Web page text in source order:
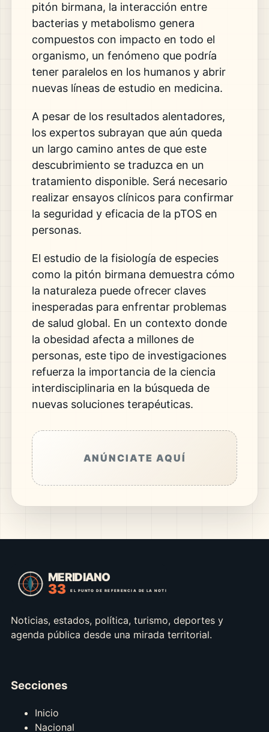
pitón birmana, la interacción entre
bacterias y metabolismo genera
compuestos con impacto en todo el
organismo, un fenómeno que podría
tener paralelos en los humanos y abrir
nuevas líneas de estudio en medicina.
A pesar de los resultados alentadores,
los expertos subrayan que aún queda
un largo camino antes de que este
descubrimiento se traduzca en un
tratamiento disponible. Será necesario
realizar ensayos clínicos para confirmar
la seguridad y eficacia de la pTOS en
personas.
El estudio de la fisiología de especies
como la pitón birmana demuestra cómo
la naturaleza puede ofrecer claves
inesperadas para enfrentar problemas
de salud global. En un contexto donde
la obesidad afecta a millones de
personas, este tipo de investigaciones
refuerza la importancia de la ciencia
interdisciplinaria en la búsqueda de
nuevas soluciones terapéuticas.
ANÚNCIATE AQUÍ
Noticias, estados, política, turismo, deportes y
agenda pública desde una mirada territorial.
Secciones
Inicio
Nacional